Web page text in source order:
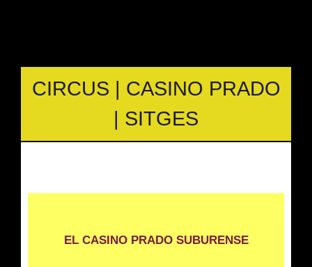
CIRCUS | CASINO PRADO
| SITGES
EL CASINO PRADO SUBURENSE